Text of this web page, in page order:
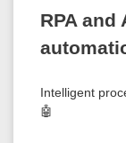
RPA
Intelligent
🤖